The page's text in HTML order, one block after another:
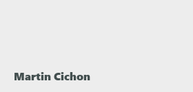
Martin Cichon